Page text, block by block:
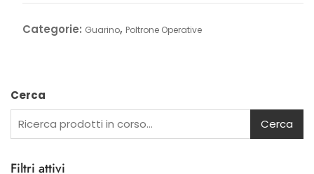
Categorie: Guarino, Poltrone Operative
Cerca
Cerca
Filtri attivi